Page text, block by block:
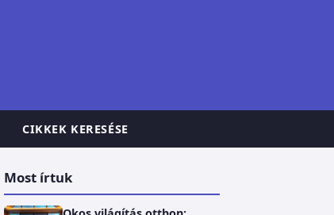
CIKKEK KERESÉSE
Most írtuk